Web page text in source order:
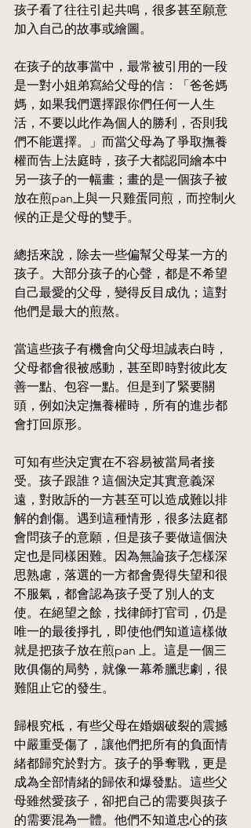
孩子看了往往引起共鳴，很多甚至願意
加入自己的故事或繪圖。
在孩子的故事當中，最常被引用的一段
是一對小姐弟寫給父母的信：「爸爸媽
媽，如果我們選擇跟你們任何一人生
活，不要以此作為個人的勝利，否則我
們不能選擇。」而當父母為了爭取撫養
權而告上法庭時，孩子大都認同繪本中
另一孩子的一幅畫；畫的是一個孩子被
放在煎pan上與一只雞蛋同煎，而控制火
候的正是父母的雙手。
總括來說，除去一些偏幫父母某一方的
孩子。大部分孩子的心聲，都是不希望
自己最愛的父母，變得反目成仇；這對
他們是最大的煎熬。
當這些孩子有機會向父母坦誠表白時，
父母都會很被感動，甚至即時對彼此友
善一點、包容一點。但是到了緊要關
頭，例如決定撫養權時，所有的進步都
會打回原形。
可知有些決定實在不容易被當局者接
受。孩子跟誰？這個決定其實意義深
遠，對敗訴的一方甚至可以造成難以排
解的創傷。遇到這種情形，很多法庭都
會問孩子的意願，但是孩子要做這個決
定也是同樣困難。因為無論孩子怎樣深
思熟慮，落選的一方都會覺得失望和很
不服氣，都會認為孩子受了別人的支
使。在絕望之餘，找律師打官司，仍是
唯一的最後掙扎，即使他們知道這樣做
就是把孩子放在煎pan 上。這是一個三
敗俱傷的局勢，就像一幕希臘悲劇，很
難阻止它的發生。
歸根究柢，有些父母在婚姻破裂的震撼
中嚴重受傷了，讓他們把所有的負面情
緒都歸究於對方。孩子的爭奪戰，更是
成為全部情緒的歸依和爆發點。這些父
母雖然愛孩子，卻把自己的需要與孩子
的需要混為一體。他們不知道忠心的孩